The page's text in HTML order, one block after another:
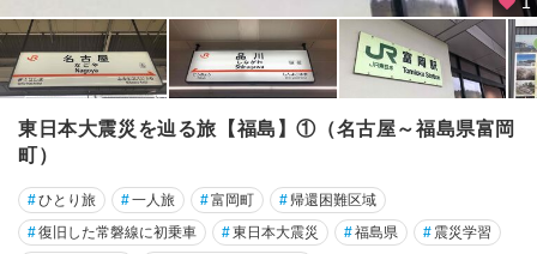
東日本大震災を辿る旅【福島】①（名古屋～福島県富岡
町）
#ひとり旅 #一人旅 #富岡町 # 帰還困難区域
#復旧した常磐線に初乗車 #東日本大震災 #福島県 # 震災学習